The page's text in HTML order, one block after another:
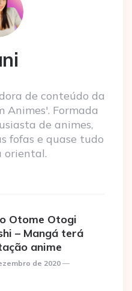
de conteúdo da
Animes'. Formada
de animes,
fofas e quase tudo
oriental.
Otome Otogi
– Mangá terá
anime
de 2020